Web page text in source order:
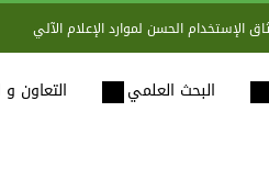
الإستخدام الحسن لموارد الإعلام الآلي
البحث العلمي التعاون و